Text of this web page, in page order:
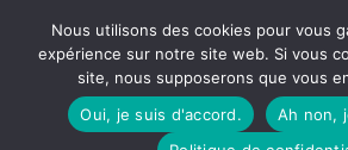
Nous utilisons des cookies pour vous
expérience sur notre site web. Si vous
site, nous supposerons que vous
Oui, je suis d'accord.
Ah non,